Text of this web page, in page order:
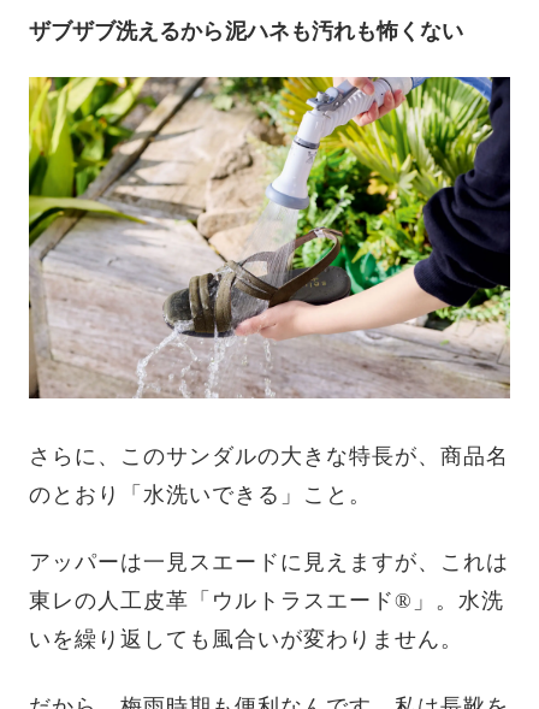
ザブザブ洗えるから泥ハネも汚れも怖くない
さらに、このサンダルの大きな特長が、商品名
のとおり「水洗いできる」こと。
アッパーは一見スエードに見えますが、これは
東レの人工皮革「ウルトラスエード®」。水洗
いを繰り返しても風合いが変わりません。